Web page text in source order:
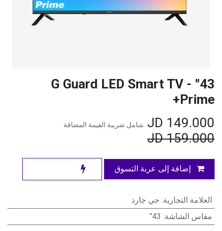
43" G Guard LED Smart TV -
Prime+
149.000
شامل ضريبة القيمة المضافة
159.000
JD
إضافة إلى عربة التسوق
العلامة التجارية: جي جارد
مقاس الشاشة:
43"